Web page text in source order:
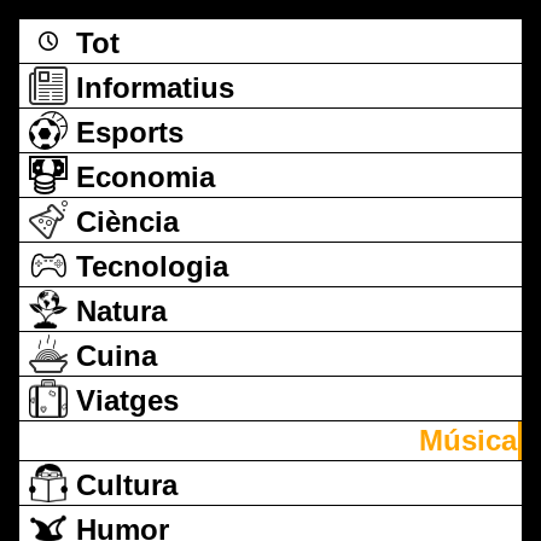
Tot
Informatius
Esports
Economia
Ciència
Tecnologia
Natura
Cuina
Viatges
Música
Cultura
Humor